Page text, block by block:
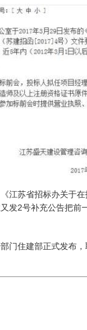
江苏省招标办关于在
发2号补充公告把前
门住建部正式发布，